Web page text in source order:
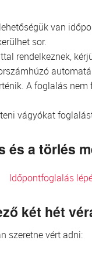
van
sor.
rendelkeznek,
A foglalás nem
vágyókat
és a törlés
Időpontfoglalás
két hét
szeretne vért adni: